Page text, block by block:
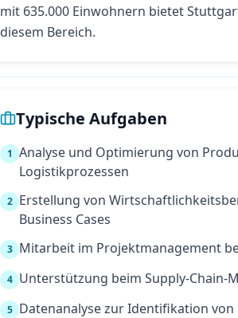
mit 635.000 Einwohnern bietet
diesem Bereich.
Typische Aufgaben
1 Analyse und Optimierung von
Logistikprozessen
2 Erstellung von
Business Cases
3 Mitarbeit im Projektmanagement
4 Unterstützung beim Supply-Chain-
5 Datenanalyse zur Identifikation